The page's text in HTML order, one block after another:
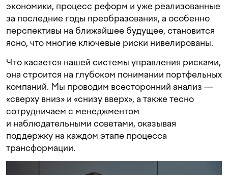
экономики, процесс реформ и уже реализованные
за последние годы преобразования, а особенно
перспективы на ближайшее будущее, становится
ясно, что многие ключевые риски нивелированы.
Что касается нашей системы управления рисками,
она строится на глубоком понимании портфельных
компаний. Мы проводим всесторонний анализ —
«сверху вниз» и «снизу вверх», а также тесно
сотрудничаем с менеджментом
и наблюдательными советами, оказывая
поддержку на каждом этапе процесса
трансформации.